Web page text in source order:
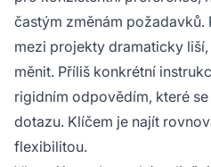
častým změnám požadavků.
mezi projekty dramaticky
měnit. Příliš konkrétní
rigidním odpovědím, které
dotazu. Klíčem je najít
flexibilitou.